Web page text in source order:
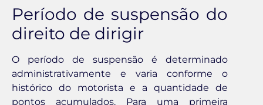
Período de suspensão do
direito de dirigir
O período de suspensão é determinado
administrativamente e varia conforme o
histórico do motorista e a quantidade de
pontos acumulados. Para uma primeira